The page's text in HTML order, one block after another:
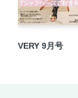
VERY 9月号